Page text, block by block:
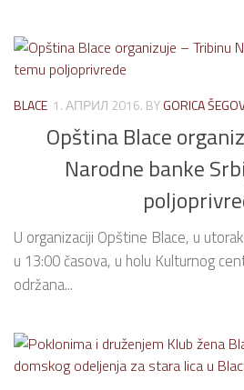
BLACE 1. АПРИЛ 2016. BYGORICA
Opština Blace
Narodne banke
U organizaciji Opštine Blace, u
u 13:00 časova, u holu Kulturnog
održana...